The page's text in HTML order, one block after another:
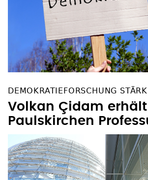
DEMOKRATIEFORSCHUNG
Volkan Çidam
Paulskirchen